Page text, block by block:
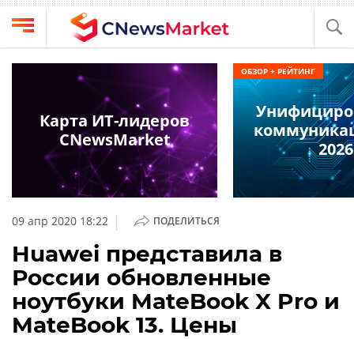
Выбрать
провайдера
Компании
обзоры
кабинет
О
проекте
CNews
CNews
Конференции
Техника
09 апр 2020 18:22 | ПОДЕЛИТЬСЯ
Huawei представила в
России обновленные
ноутбуки MateBook X Pro и
MateBook 13. Цены
Карта ИТ-лидеров
CNewsMarket
2026
ОБЗОР + РЕЙТИНГ